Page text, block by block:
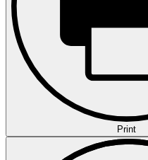
Print